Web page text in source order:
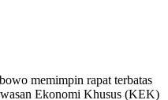
memimpin rapat terbatas
Ekonomi Khusus (KEK)